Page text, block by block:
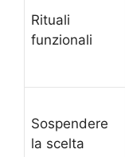
Rituali
funzionali
Sospendere
la scelta